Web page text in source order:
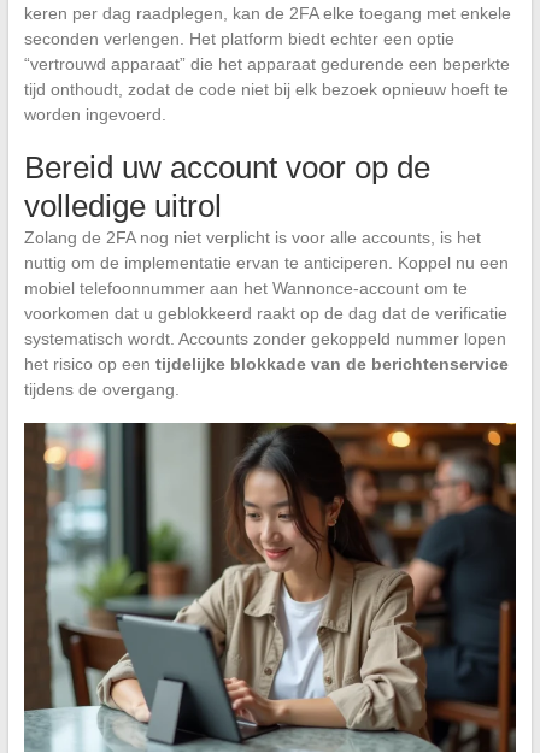
keren per dag raadplegen, kan de 2FA elke toegang met enkele
seconden verlengen. Het platform biedt echter een optie
“vertrouwd apparaat” die het apparaat gedurende een beperkte
tijd onthoudt, zodat de code niet bij elk bezoek opnieuw hoeft te
worden ingevoerd.
Bereid uw account voor op de
volledige uitrol
Zolang de 2FA nog niet verplicht is voor alle accounts, is het
nuttig om de implementatie ervan te anticiperen. Koppel nu een
mobiel telefoonnummer aan het Wannonce-account om te
voorkomen dat u geblokkeerd raakt op de dag dat de verificatie
systematisch wordt. Accounts zonder gekoppeld nummer lopen
het risico op een tijdelijke blokkade van de berichtenservice
tijdens de overgang.